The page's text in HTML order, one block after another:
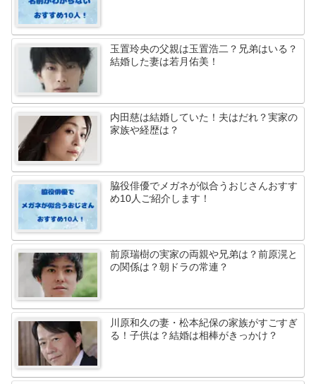
玉置玲央の父親は玉置浩二？兄弟はいる？
結婚した妻は若月佑美！
内田慈は結婚していた！夫はだれ？実家の
家族や経歴は？
脇役俳優でメガネが似合うおじさんおすす
め10人ご紹介します！
前原瑞樹の実家の両親や兄弟は？前原滉と
の関係は？朝ドラの常連？
川原和久の妻・松本紀保の家族がすごすぎ
る！子供は？結婚は相棒がきっかけ？